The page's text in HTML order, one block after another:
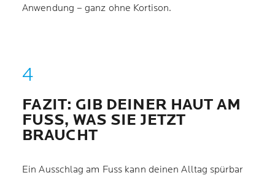
Anwendung – ganz ohne Kortison.
FAZIT: GIB DEINER HAUT AM
FUSS, WAS SIE JETZT
BRAUCHT
Ein Ausschlag am Fuss kann deinen Alltag spürbar